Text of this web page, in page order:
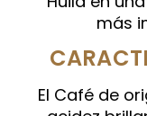
más
El Café de